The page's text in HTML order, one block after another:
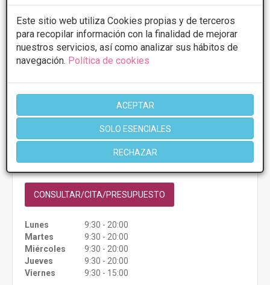
Este sitio web utiliza Cookies propias y de terceros
para recopilar información con la finalidad de mejorar
nuestros servicios, así como analizar sus hábitos de
navegación. Política de cookies
ACEPTAR
SOLO ESENCIALES
RECHAZAR
Clinica Doctora Garcia Medicina Estetica y
Cardenal Bueno Monreal, 8, Sevilla
Tratamientos capilares Desde 150€
CONSULTAR/CITA/PRESUPUESTO
Lunes
9:30 - 20:00
Martes
9:30 - 20:00
Miércoles
9:30 - 20:00
Jueves
9:30 - 20:00
Viernes
9:30 - 15:00